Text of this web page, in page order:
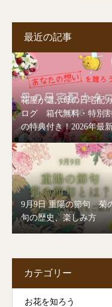
最近の記事
花屋が選ぶ母の日宅配
ログ 箱代無料・特別割
の特典付き！2026年最
9月9日 重陽の節句 菊
句の歴史、楽しみ方
カテゴリー
お花を知ろう